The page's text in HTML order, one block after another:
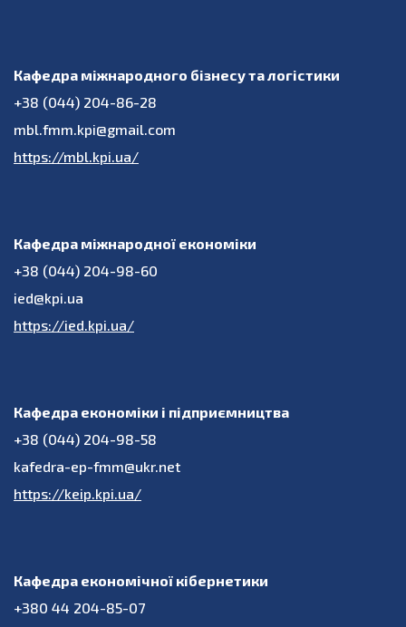
Кафедра міжнародного бізнесу та логістики
+38 (044) 204-86-28
mbl.fmm.kpi@gmail.com
https://mbl.kpi.ua/
Кафедра міжнародної економіки
+38 (044) 204-98-60
ied@kpi.ua
https://ied.kpi.ua/
Кафедра економіки і підприємництва
+38 (044) 204-98-58
kafedra-ep-fmm@ukr.net
https://keip.kpi.ua/
Кафедра економічної кібернетики
+380 44 204-85-07